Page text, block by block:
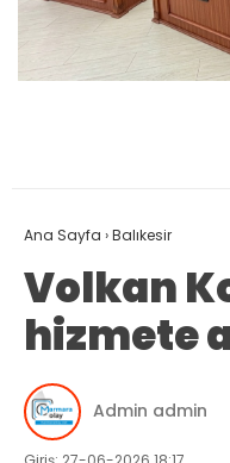
Ana Sayfa ›Balıkesir
Volkan
hizmete
Admin admin